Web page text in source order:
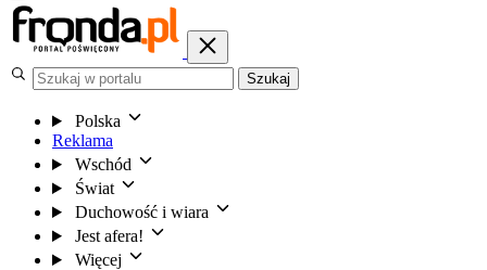
Szukaj
Polska
Reklama
Wschód
Świat
Duchowość i wiara
Jest afera!
Więcej